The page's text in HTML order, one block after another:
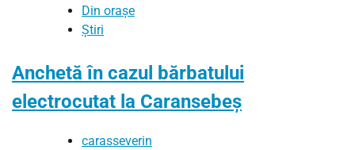
Din orașe
Știri
Anchetă în cazul bărbatului
electrocutat la Caransebeş
carasseverin